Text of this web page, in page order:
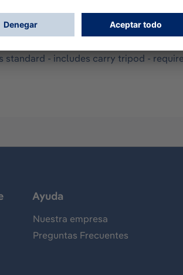
or mobile compressors with after
air by removing oil vapors, and
3 standard Dräger CEJN outlet
- includes carry tripod -
Ayuda
Nuestra empresa
Preguntas Frecuentes